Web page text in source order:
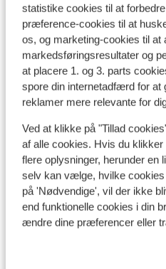
statistike cookies til at
præference-cookies til at
os, og marketing-cookies til at
markedsføringsresultater og
at placere 1. og 3. parts
spore din internetadfærd for at
reklamer mere relevante for
Ved at klikke på "Tillad
af alle cookies. Hvis du
flere oplysninger, herunder en
selv kan vælge, hvilke
på 'Nødvendige', vil der ikke
end funktionelle cookies i din
ændre dine præferencer eller
I området
Afstand til centrum: ca.
Afstand til lufthavn
Afstand til skipiste ca. 50
Skibus lige fra hotellet
Afstand til skilift ca. 400
Afstand til skiskole ca.
Afstand til nærmeste
Liftkort/skileje/